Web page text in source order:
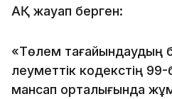
АҚ жауап берген:
«Төлем тағайындаудың
Әлеуметтік кодекстің
мансап орталығында